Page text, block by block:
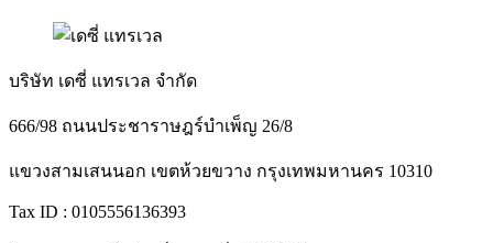
บริษัท เดซี่ แทรเวล จำกัด
666/98 ถนนประชาราษฎร์บำเพ็ญ 26/8
แขวงสามเสนนอก เขตห้วยขวาง กรุงเทพมหานคร 10310
Tax ID : 0105556136393